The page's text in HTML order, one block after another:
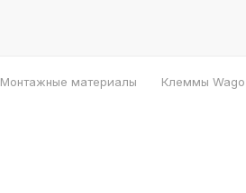
Монтажные материалы Клеммы